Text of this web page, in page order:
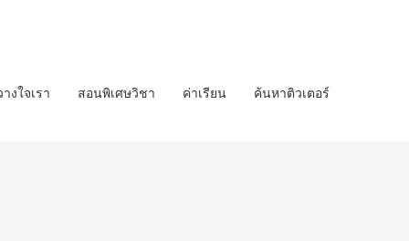
งใจเรา สอนพิเศษวิชา ค่าเรียน ค้นหาติวเตอร์